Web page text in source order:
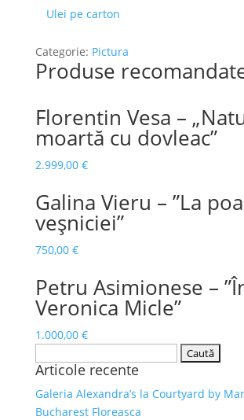
Ulei pe carton
Categorie: Pictura
Produse
Florentin Vesa –
moartă cu dovleac”
2.999,00 €
Galina Vieru – ”La
veșniciei”
750,00 €
Petru Asimionese –
Veronica Micle”
1.000,00 €
după:
Articole recente
Galeria Alexandra’s la Courtyard by
Bucharest Floreasca